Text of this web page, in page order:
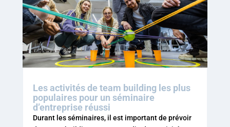
Les activités de team building les plus
populaires pour un séminaire
d’entreprise réussi
Durant les séminaires, il est important de prévoir